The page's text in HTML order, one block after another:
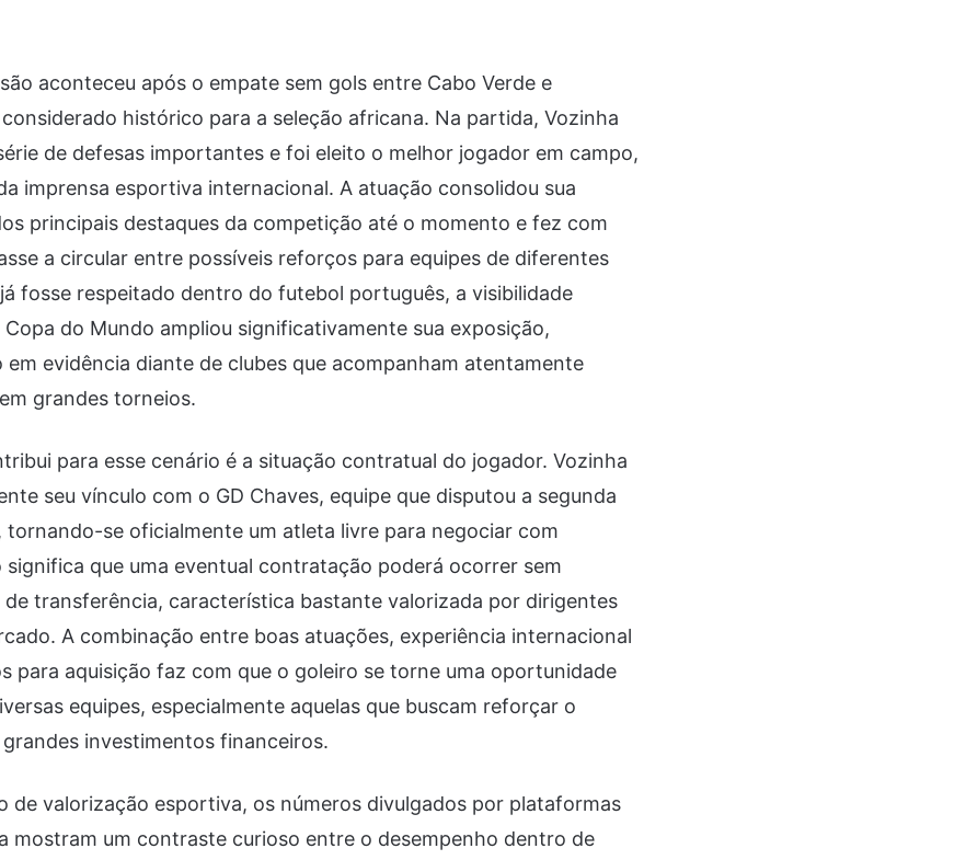
aconteceu após o empate sem gols entre Cabo Verde e
histórico para a seleção africana. Na partida, Vozinha
de defesas importantes e foi eleito o melhor jogador em campo,
imprensa esportiva internacional. A atuação consolidou sua
principais destaques da competição até o momento e fez com
a circular entre possíveis reforços para equipes de diferentes
fosse respeitado dentro do futebol português, a visibilidade
do Mundo ampliou significativamente sua exposição,
evidência diante de clubes que acompanham atentamente
grandes torneios.
para esse cenário é a situação contratual do jogador. Vozinha
seu vínculo com o GD Chaves, equipe que disputou a segunda
tornando-se oficialmente um atleta livre para negociar com
significa que uma eventual contratação poderá ocorrer sem
transferência, característica bastante valorizada por dirigentes
A combinação entre boas atuações, experiência internacional
para aquisição faz com que o goleiro se torne uma oportunidade
equipes, especialmente aquelas que buscam reforçar o
investimentos financeiros.
de valorização esportiva, os números divulgados por plataformas
mostram um contraste curioso entre o desempenho dentro de